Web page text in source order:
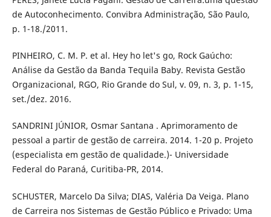
de Autoconhecimento. Convibra Administração, São Paulo,
p. 1-18./2011.
PINHEIRO, C. M. P. et al. Hey ho let's go, Rock Gaúcho:
Análise da Gestão da Banda Tequila Baby. Revista Gestão
Organizacional, RGO, Rio Grande do Sul, v. 09, n. 3, p. 1-15,
set./dez. 2016.
SANDRINI JÚNIOR, Osmar Santana . Aprimoramento de
pessoal a partir de gestão de carreira. 2014. 1-20 p. Projeto
(especialista em gestão de qualidade.)- Universidade
Federal do Paraná, Curitiba-PR, 2014.
SCHUSTER, Marcelo Da Silva; DIAS, Valéria Da Veiga. Plano
de Carreira nos Sistemas de Gestão Público e Privado: Uma